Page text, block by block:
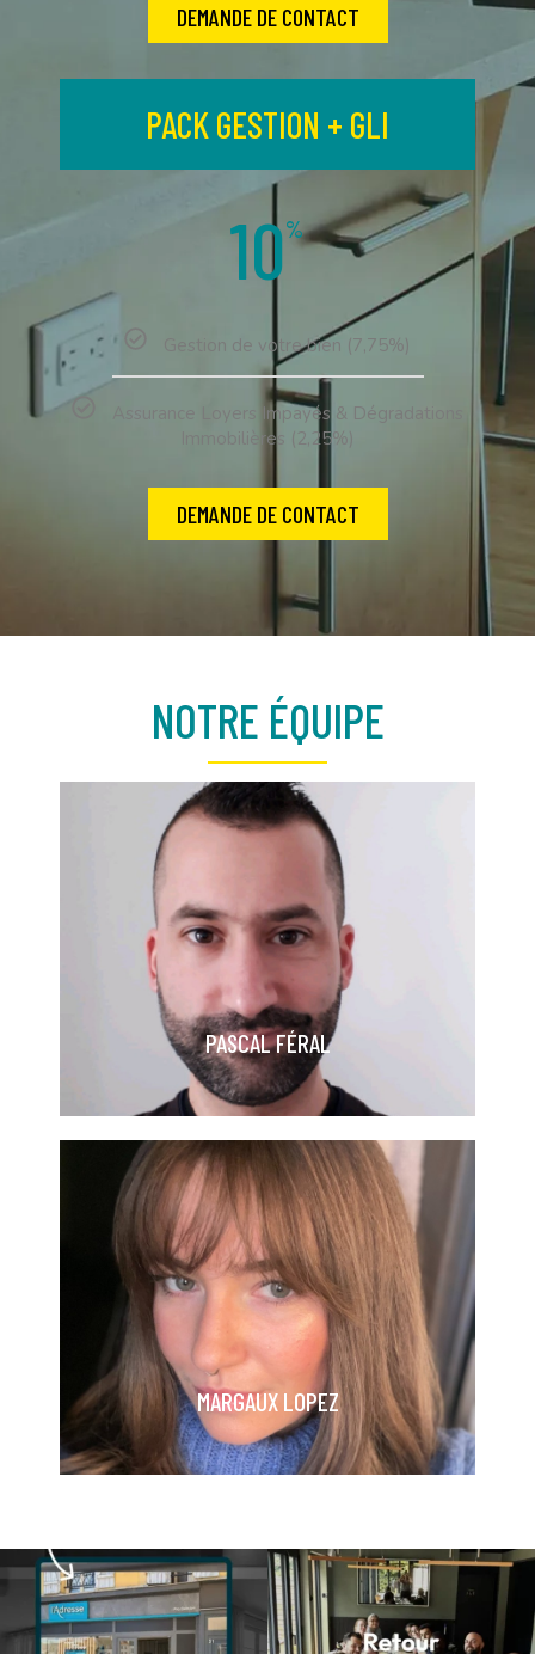
DEMANDE DE CONTACT
PACK GESTION + GLI
10%
Gestion de votre bien (7,75%)
Assurance Loyers Impayés & Dégradations
Immobilières (2,25%)
DEMANDE DE CONTACT
NOTRE ÉQUIPE
PASCAL FÉRAL
PASCAL FÉRAL, RESPONSABLE
LOCATION
Diplômé en BTS management des unités
commerciales Exerce depuis 2014 dans le
secteur de l'immobilier et spécialisé en
location depuis 2019.
MARGAUX LOPEZ
MARGAUX LOPEZ, ASSISTANTE
GESTION LOCATIVE
BTS professions immobilières Métiers de
l'immobiliers depuis 2019.